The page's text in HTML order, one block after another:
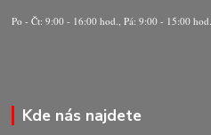
Po - Čt: 9:00 - 16:00 hod., Pá: 9:00 - 15:00 hod.
Kde nás najdete